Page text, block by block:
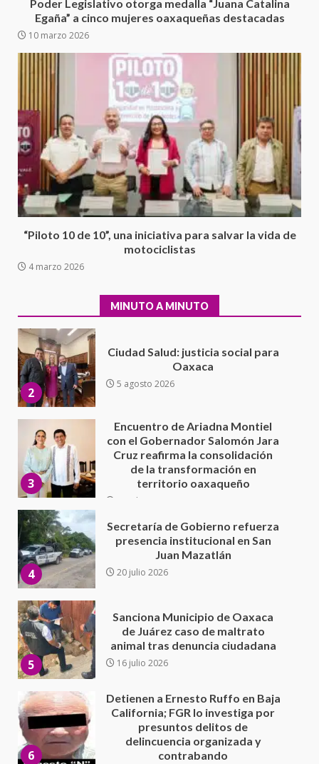
Poder Legislativo otorga medalla “Juana Catalina
Egaña” a cinco mujeres oaxaqueñas destacadas
10 marzo 2026
“Piloto 10 de 10”, una iniciativa para salvar la vida de
motociclistas
4 marzo 2026
MINUTO A MINUTO
6
delincuencia organizada y
7
Sin paso carretera Oaxaca-
Cuacnopalan
26 junio 2026
1
Exhorta Poder Legislativo al
IEEPO y al Iocied a realizar una
evaluación técnica y estructural
integral de las instalaciones de la
Escuela Secundaria General
5 agosto 2026
5 agosto 2026
3
con el Gobernador Salomón Jara
Cruz reafirma la consolidación
de la transformación en
4
Secretaría de Gobierno refuerza
presencia institucional en San
Juan Mazatlán
20 julio 2026
5
Sanciona Municipio de Oaxaca
de Juárez caso de maltrato
animal tras denuncia ciudadana
16 julio 2026
6
California; FGR lo investiga por
presuntos delitos de
delincuencia organizada y
contrabando
7
Sin paso carretera Oaxaca-
Cuacnopalan
26 junio 2026